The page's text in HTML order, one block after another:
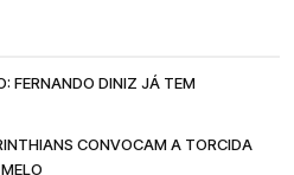
FERNANDO DINIZ JÁ TEM
CONVOCAM A TORCIDA